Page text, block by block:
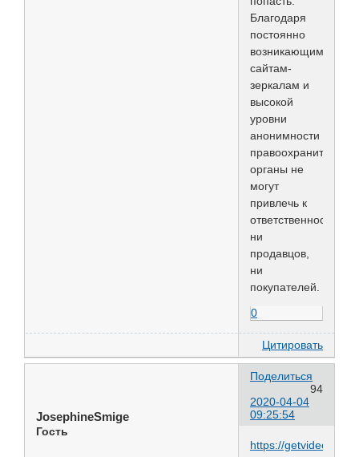
Благодаря
постоянно
возникающим
сайтам-
зеркалам и
высокой
уровни
анонимности
органы не
могут
привлечь к
ответственности
ни
продавцов,
ни
покупателей.
0
Цитировать
Поделиться
94
2020-04-04
09:25:54
JosephineSmige
Гость
https://